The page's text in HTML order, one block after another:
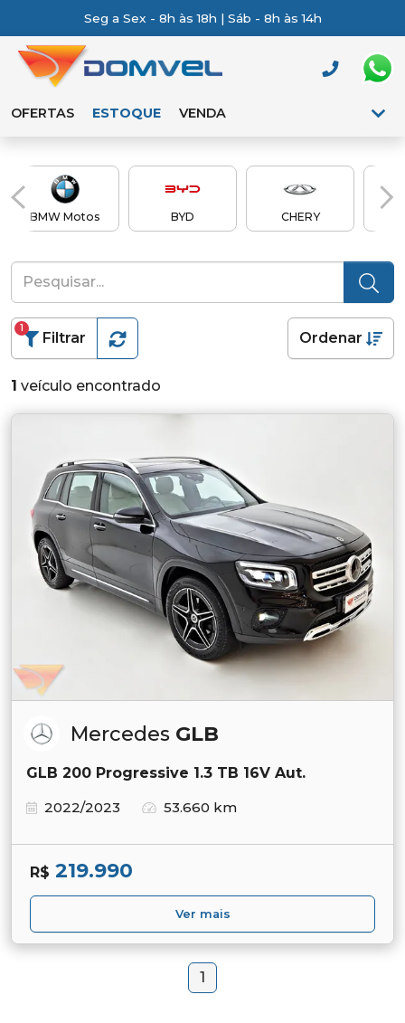
Seg a Sex - 8h às 18h | Sáb - 8h às 14h
OFERTAS ESTOQUE VENDA
BMW Motos BYD CHERY
Filtrar
1
Ordenar
1 veículo encontrado
Mercedes GLB
GLB 200 Progressive 1.3 TB 16V Aut.
2022/2023
53.660 km
R$ 219.990
Ver mais
1